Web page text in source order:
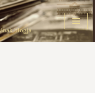
blogja